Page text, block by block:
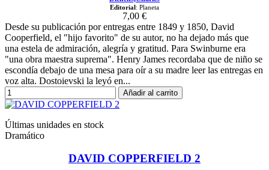
Editorial: Planeta
7,00 €
Desde su publicación por entregas entre 1849 y 1850, David
Cooperfield, el "hijo favorito" de su autor, no ha dejado más que
una estela de admiración, alegría y gratitud. Para Swinburne era
"una obra maestra suprema". Henry James recordaba que de niño se
escondía debajo de una mesa para oír a su madre leer las entregas en
voz alta. Dostoievski la leyó en...
Añadir al carrito
Últimas unidades en stock
Dramático
DAVID COPPERFIELD 2